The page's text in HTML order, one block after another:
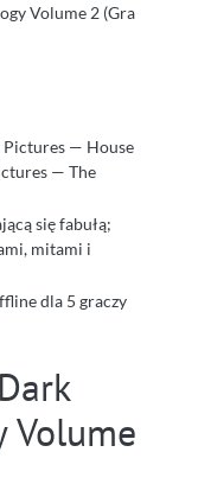
Volume 2 (Gra
Pictures — House
— The
się fabułą;
mitami i
dla 5 graczy
Volume